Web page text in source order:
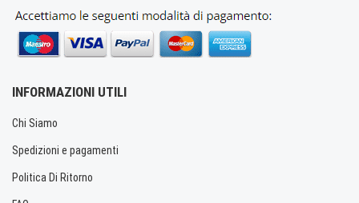
INFORMAZIONI UTILI
Chi Siamo
Spedizioni e pagamenti
Politica Di Ritorno